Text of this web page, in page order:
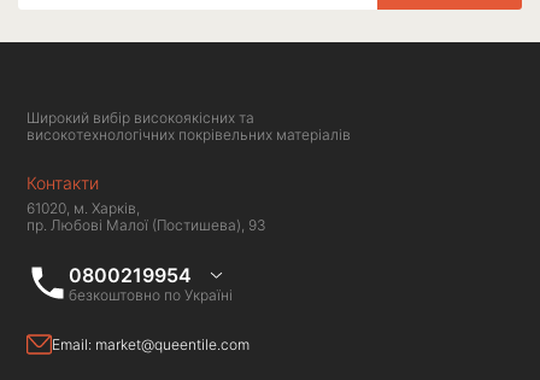
Широкий вибір високоякісних та
високотехнологічних покрівельних матеріалів
Контакти
61020, м. Харків,
пр. Любові Малої (Постишева), 93
0800219954
безкоштовно по Україні
Email: market@queentile.com